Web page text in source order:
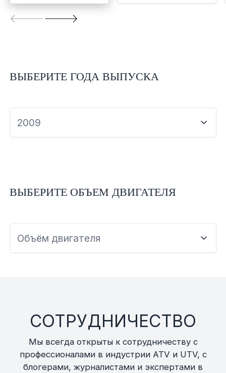
ВЫБЕРИТЕ ГОДА ВЫПУСКА
2009
ВЫБЕРИТЕ ОБЪЕМ ДВИГАТЕЛЯ
Объём двигателя
СОТРУДНИЧЕСТВО
Мы всегда открыты к сотрудничеству с
профессионалами в индустрии ATV и UTV, с
блогерами, журналистами и экспертами в